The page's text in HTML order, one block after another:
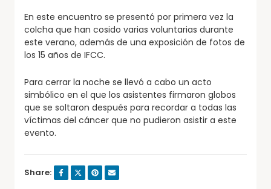
En este encuentro se presentó por primera vez la
colcha que han cosido varias voluntarias durante
este verano, además de una exposición de fotos de
los 15 años de IFCC.
Para cerrar la noche se llevó a cabo un acto
simbólico en el que los asistentes firmaron globos
que se soltaron después para recordar a todas las
víctimas del cáncer que no pudieron asistir a este
evento.
Share: